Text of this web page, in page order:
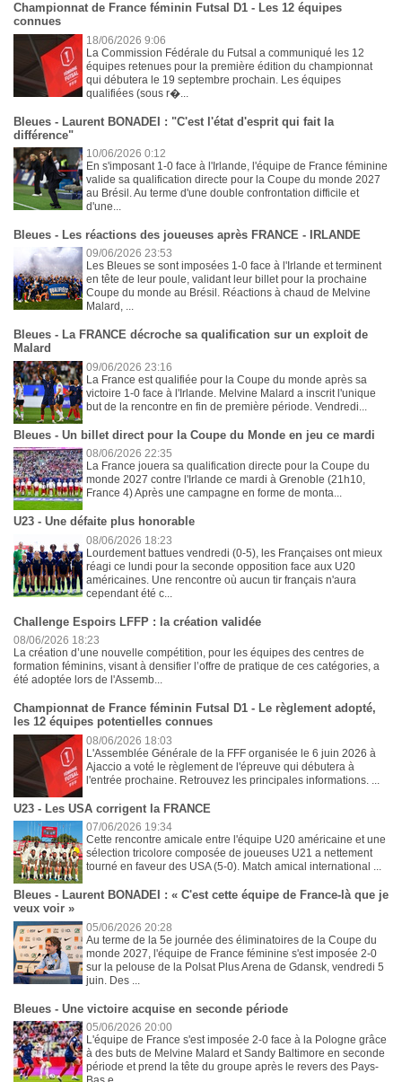
Championnat de France féminin Futsal D1 - Les 12 équipes
connues
18/06/2026 9:06
La Commission Fédérale du Futsal a communiqué les 12
équipes retenues pour la première édition du championnat
qui débutera le 19 septembre prochain. Les équipes
qualifiées (sous r�...
Bleues - Laurent BONADEI : "C'est l'état d'esprit qui fait la
différence"
10/06/2026 0:12
En s'imposant 1-0 face à l'Irlande, l'équipe de France féminine
valide sa qualification directe pour la Coupe du monde 2027
au Brésil. Au terme d'une double confrontation difficile et
d'une...
Bleues - Les réactions des joueuses après FRANCE - IRLANDE
09/06/2026 23:53
Les Bleues se sont imposées 1-0 face à l'Irlande et terminent
en tête de leur poule, validant leur billet pour la prochaine
Coupe du monde au Brésil. Réactions à chaud de Melvine
Malard, ...
Bleues - La FRANCE décroche sa qualification sur un exploit de
Malard
09/06/2026 23:16
La France est qualifiée pour la Coupe du monde après sa
victoire 1-0 face à l'Irlande. Melvine Malard a inscrit l'unique
but de la rencontre en fin de première période. Vendredi...
Bleues - Un billet direct pour la Coupe du Monde en jeu ce mardi
08/06/2026 22:35
La France jouera sa qualification directe pour la Coupe du
monde 2027 contre l'Irlande ce mardi à Grenoble (21h10,
France 4) Après une campagne en forme de monta...
U23 - Une défaite plus honorable
08/06/2026 18:23
Lourdement battues vendredi (0-5), les Françaises ont mieux
réagi ce lundi pour la seconde opposition face aux U20
américaines. Une rencontre où aucun tir français n'aura
cependant été c...
Challenge Espoirs LFFP : la création validée
08/06/2026 18:23
La création d’une nouvelle compétition, pour les équipes des centres de
formation féminins, visant à densifier l’offre de pratique de ces catégories, a
été adoptée lors de l'Assemb...
Championnat de France féminin Futsal D1 - Le règlement adopté,
les 12 équipes potentielles connues
08/06/2026 18:03
L'Assemblée Générale de la FFF organisée le 6 juin 2026 à
Ajaccio a voté le règlement de l'épreuve qui débutera à
l'entrée prochaine. Retrouvez les principales informations. ...
U23 - Les USA corrigent la FRANCE
07/06/2026 19:34
Cette rencontre amicale entre l'équipe U20 américaine et une
sélection tricolore composée de joueuses U21 a nettement
tourné en faveur des USA (5-0). Match amical international ...
Bleues - Laurent BONADEI : « C'est cette équipe de France-là que je
veux voir »
05/06/2026 20:28
Au terme de la 5e journée des éliminatoires de la Coupe du
monde 2027, l'équipe de France féminine s'est imposée 2-0
sur la pelouse de la Polsat Plus Arena de Gdansk, vendredi 5
juin. Des ...
Bleues - Une victoire acquise en seconde période
05/06/2026 20:00
L'équipe de France s'est imposée 2-0 face à la Pologne grâce
à des buts de Melvine Malard et Sandy Baltimore en seconde
période et prend la tête du groupe après le revers des Pays-